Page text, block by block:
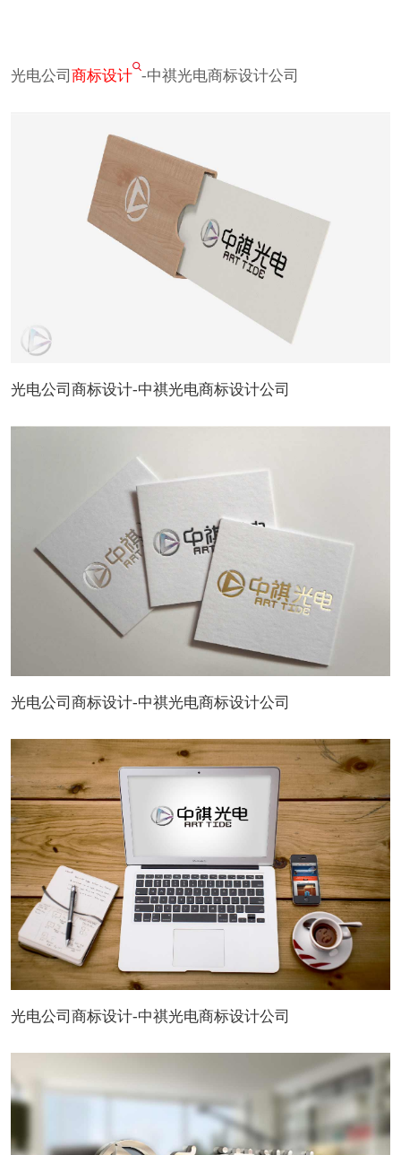
光电公司 商标设计 -中祺光电商标设计公司
光电公司商标设计-中祺光电商标设计公司
光电公司商标设计-中祺光电商标设计公司
光电公司商标设计-中祺光电商标设计公司